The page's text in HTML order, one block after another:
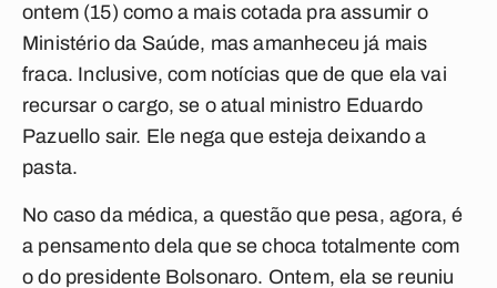
ontem (15) como a mais cotada pra assumir o
Ministério da Saúde, mas amanheceu já mais
fraca. Inclusive, com notícias que de que ela vai
recursar o cargo, se o atual ministro Eduardo
Pazuello sair. Ele nega que esteja deixando a
pasta.
No caso da médica, a questão que pesa, agora, é
a pensamento dela que se choca totalmente com
o do presidente Bolsonaro. Ontem, ela se reuniu